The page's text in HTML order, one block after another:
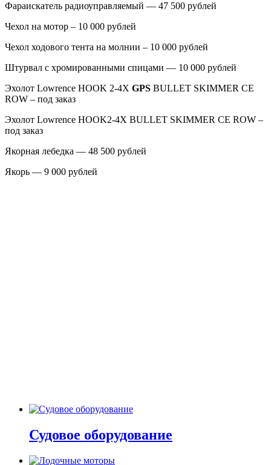
Фараискатель радиоуправляемый — 47 500 рублей
Чехол на мотор – 10 000 рублей
Чехол ходового тента на молнии – 10 000 рублей
Штурвал с хромированными спицами — 10 000 рублей
Эхолот Lowrence HOOK 2-4X GPS BULLET SKIMMER CE
ROW – под заказ
Эхолот Lowrence HOOK2-4X BULLET SKIMMER CE ROW –
под заказ
Якорная лебедка — 48 500 рублей
Якорь — 9 000 рублей
Судовое оборудование